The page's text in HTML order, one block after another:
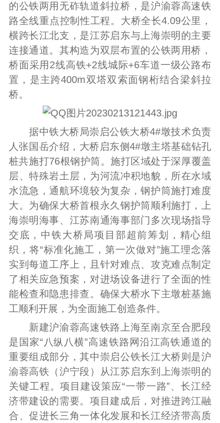
的公铁两用无砟轨道斜拉桥，是沪渝蓉高速铁
路全线重点控制性工程。大桥全长4.09公里，
横跨长江北支，是江苏启东与上海崇明的主要
连接通道。其构造为双层布置的公铁两用桥，
桥面采用2线高铁+2线城际+6车道一级公路布
置，是主跨400m双塔双索面钢桁结合梁斜拉
桥。
据中铁大桥局崇启公铁大桥4#墩技术负责
人张国岳介绍，大桥启东侧4#墩主塔基础钻孔
桩共施打76根钢护筒。施打区域处于深厚覆盖
层、特殊岩土层，为河流冲积地貌，所在水域
水流急，通航环境较为复杂，钢护筒施打难度
大。为确保大桥首根永久钢护筒顺利施打，上
海崇明海事、江苏南通海事部门多次现场指导
交底，中铁大桥局项目部超前筹划，精心组
织，将“标准化施工，第一次做对”施工理念落
实到每道工序上，且针对难点、攻克难点制定
了相关应急预案，对进场设备进行了全面的性
能检查和隐患排查。确保大桥水下主墩桩基施
工顺利开展，为全面施工创造条件。
新建沪渝蓉高速铁路上海至南京至合肥段
是国家“八纵八横”高速铁路网沿江高铁通道的
重要组成部分，其中崇启公铁长江大桥则是沪
渝蓉高铁（沪宁段）从江苏启东到上海崇明的
关键工程。项目建设策应“一带一路”、长江经
济带建设的需要。项目建成后，对推进跨江融
合、促进长三角一体化发展和长江经济带高质